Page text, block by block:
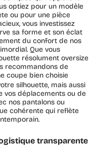
optiez pour un modèle
ou pour une pièce
vous investissez
sa forme et son éclat
du confort de nos
Que vous
résolument oversize
recommandons de
coupe bien choisie
silhouette, mais aussi
vos déplacements ou de
nos pantalons ou
cohérente qui reflète
transparente